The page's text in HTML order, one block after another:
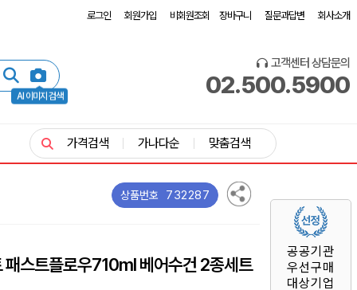
로그인 회원가입 비회원조회 장바구니 질문과답변 회사소개
AI 이미지 검색
고객센터 상담문의
02.500.5900
공공기관
우선구매
대상기업
가격검색 가나다순 맞춤검색
상품번호 732287
스트플로우710ml 베어수건 2종세트